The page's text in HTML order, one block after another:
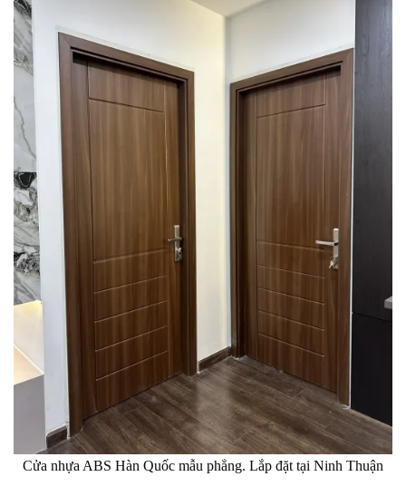
Cửa nhựa ABS Hàn Quốc mẫu phẳng. Lắp đặt tại Ninh Thuận